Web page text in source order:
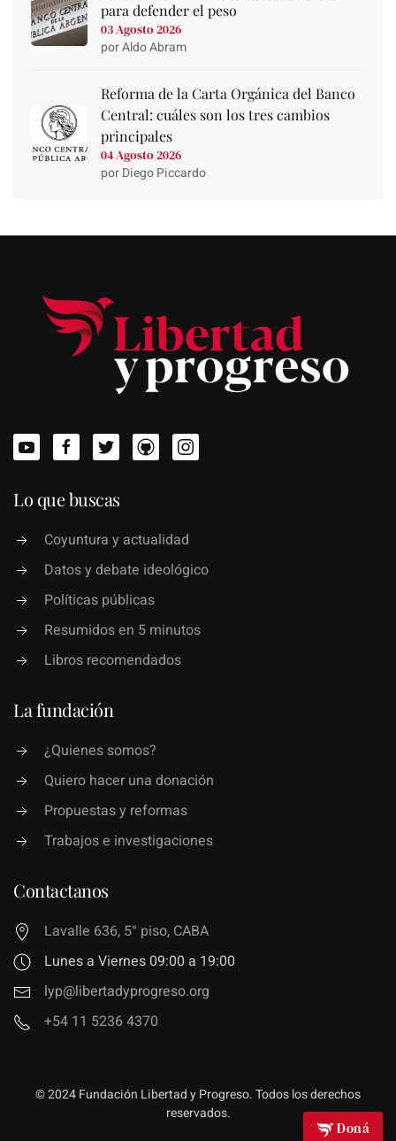
para defender el peso
03 Agosto 2026
por Aldo Abram
Reforma de la Carta Orgánica del Banco
Central: cuáles son los tres cambios
principales
04 Agosto 2026
por Diego Piccardo
Lo que buscas
Coyuntura y actualidad
Datos y debate ideológico
Políticas públicas
Resumidos en 5 minutos
Libros recomendados
La fundación
¿Quienes somos?
Quiero hacer una donación
Propuestas y reformas
Trabajos e investigaciones
Contactanos
Lavalle 636, 5° piso, CABA
Lunes a Viernes 09:00 a 19:00
lyp@libertadyprogreso.org
+54 11 5236 4370
© 2024 Fundación Libertad y Progreso. Todos los derechos
reservados.
Doná